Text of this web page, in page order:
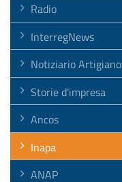
Radio
InterregNews
Notiziario Artigiano
Storie d'impresa
Ancos
Inapa
ANAP